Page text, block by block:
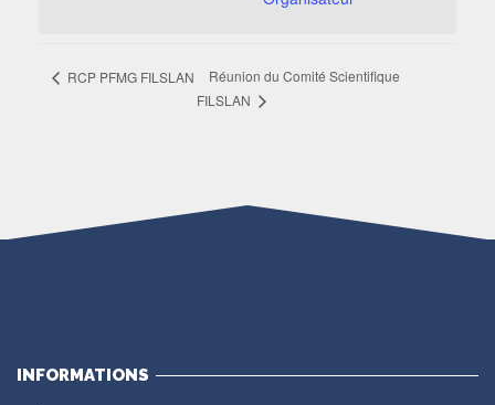
RCP PFMG FILSLAN
Réunion du Comité Scientifique
FILSLAN
INFORMATIONS